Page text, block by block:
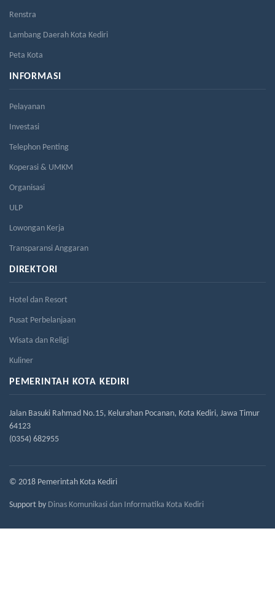
Renstra
Lambang Daerah Kota Kediri
Peta Kota
INFORMASI
Pelayanan
Investasi
Telephon Penting
Koperasi & UMKM
Organisasi
ULP
Lowongan Kerja
Transparansi Anggaran
DIREKTORI
Hotel dan Resort
Pusat Perbelanjaan
Wisata dan Religi
Kuliner
PEMERINTAH KOTA KEDIRI
Jalan Basuki Rahmad No.15, Kelurahan Pocanan, Kota Kediri, Jawa Timur
64123
(0354) 682955
© 2018 Pemerintah Kota Kediri
Support by Dinas Komunikasi dan Informatika Kota Kediri